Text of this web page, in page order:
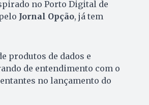
no Porto Digital de
Jornal Opção, já tem
produtos ‍de dados e
de entendimento com o
no lançamento do